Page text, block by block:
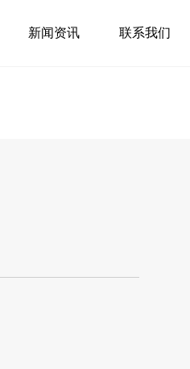
新闻资讯 联系我们